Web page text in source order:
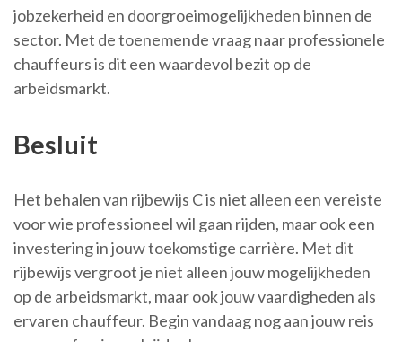
jobzekerheid en doorgroeimogelijkheden binnen de
sector. Met de toenemende vraag naar professionele
chauffeurs is dit een waardevol bezit op de
arbeidsmarkt.
Besluit
Het behalen van rijbewijs C is niet alleen een vereiste
voor wie professioneel wil gaan rijden, maar ook een
investering in jouw toekomstige carrière. Met dit
rijbewijs vergroot je niet alleen jouw mogelijkheden
op de arbeidsmarkt, maar ook jouw vaardigheden als
ervaren chauffeur. Begin vandaag nog aan jouw reis